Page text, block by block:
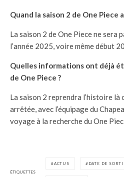
Quand la saison 2 de One
La saison 2 de One Piece ne sera
l’année 2025, voire même début
Quelles informations ont déjà
de One Piece ?
La saison 2 reprendra l’histoire là
arrêtée, avec l’équipage du
voyage à la recherche du One
ÉTIQUETTES
ACTUS DATE DE